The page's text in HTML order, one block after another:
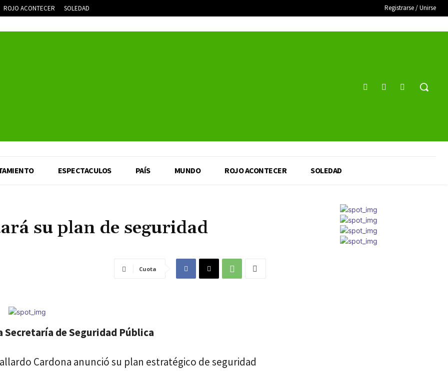
ROJO ACONTECER SOLEDAD Registrarse / Unirse
ESPECTACULOS PAÍS MUNDO ROJO ACONTECER SOLEDAD
su plan de seguridad
Cuota
de Seguridad Pública
Cardona anunció su plan estratégico de seguridad